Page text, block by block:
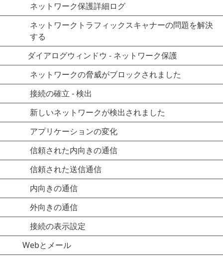
ネットワーク保護詳細ログ
ネットワークトラフィックスキャナーの問題を解決
する
ダイアログウィンドウ - ネットワーク保護
ネットワークの脅威がブロックされました
接続の確立 - 検出
新しいネットワークが検出されました
アプリケーションの変化
信頼された内向きの通信
信頼された送信通信
内向きの通信
外向きの通信
接続の表示設定
Webとメール